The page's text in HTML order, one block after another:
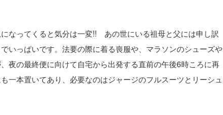
なってくると気分は一変!! あの世にいる祖母と父には申し訳
いっぱいです。法要の際に着る喪服や、マラソンのシューズや
夜の最終便に向けて自宅から出発する直前の午後6時ころに再
一本置いてあり、必要なのはジャージのフルスーツとリーシュ